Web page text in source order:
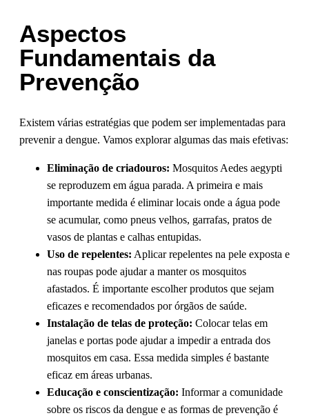
Aspectos
Fundamentais da
Prevenção
Existem várias estratégias que podem ser implementadas para
prevenir a dengue. Vamos explorar algumas das mais efetivas:
Eliminação de criadouros: Mosquitos Aedes aegypti
se reproduzem em água parada. A primeira e mais
importante medida é eliminar locais onde a água pode
se acumular, como pneus velhos, garrafas, pratos de
vasos de plantas e calhas entupidas.
Uso de repelentes: Aplicar repelentes na pele exposta e
nas roupas pode ajudar a manter os mosquitos
afastados. É importante escolher produtos que sejam
eficazes e recomendados por órgãos de saúde.
Instalação de telas de proteção: Colocar telas em
janelas e portas pode ajudar a impedir a entrada dos
mosquitos em casa. Essa medida simples é bastante
eficaz em áreas urbanas.
Educação e conscientização: Informar a comunidade
sobre os riscos da dengue e as formas de prevenção é